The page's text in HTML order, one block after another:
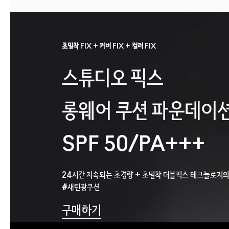
아...
초밀착 FIX + 커버 FIX + 컬러 FIX
스튜디오 픽스
롱웨어 쿠션 파운데이
SPF 50/PA+++
24시간 지속되는 초경량 + 초밀착 더블픽스 테크놀로지
#새틴광쿠션
구매하기